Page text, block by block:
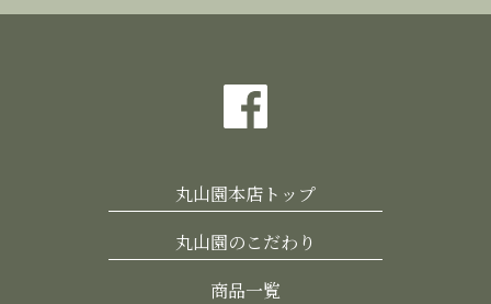
丸山園本店トップ
丸山園のこだわり
商品一覧